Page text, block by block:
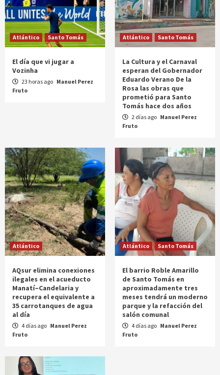
Atlántico Santo Tomás
El día que vi jugar a
Vozinha
23 horas ago Manuel Perez
Fruto
Atlántico Santo Tomás
La Cultura y el Carnaval
esperan del Gobernador
Eduardo Verano De la
Rosa las obras que
prometió para Santo
Tomás hace dos años
2 días ago Manuel Perez
Fruto
Atlántico
AQsur elimina conexiones
ilegales en el acueducto
Manatí–Candelaria y
recupera el equivalente a
35 carrotanques de agua
al día
4 días ago Manuel Perez
Fruto
Atlántico Santo Tomás
El barrio Roble Amarillo
de Santo Tomás en
aproximadamente tres
meses tendrá un moderno
parque y la refacción del
salón comunal
4 días ago Manuel Perez
Fruto